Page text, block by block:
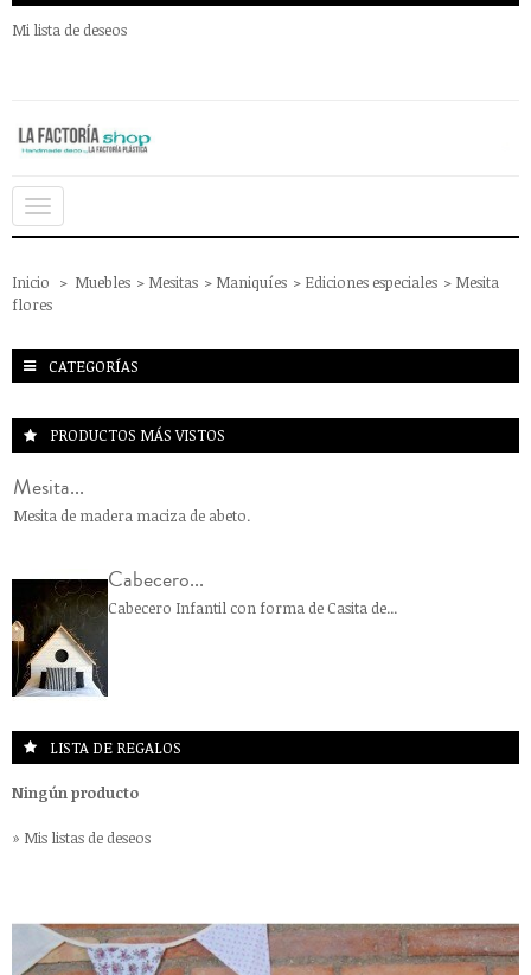
Mi lista de deseos
Navegación
Inicio > Muebles > Mesitas > Maniquíes > Ediciones especiales > Mesita
flores
CATEGORÍAS
PRODUCTOS MÁS VISTOS
Mesita...
Mesita de madera maciza de abeto.
Cabecero...
Cabecero Infantil con forma de Casita de...
LISTA DE REGALOS
Ningún producto
» Mis listas de deseos